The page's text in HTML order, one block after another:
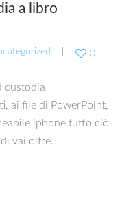
a libro
0
custodia
ai file di PowerPoint,
iphone tutto ciò
vai oltre.